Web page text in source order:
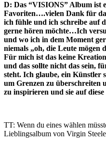
D: Das “VISIONS” Album ist
Favoriten….vielen Dank für
ich fühle und ich schreibe auf
gerne hören möchte…Ich
und wo ich in dem Moment
niemals „oh, die Leute mögen
Für mich ist das keine
und das sollte nicht das sein,
steht. Ich glaube, ein Künstler
um Grenzen zu überschreiten
zu inspirieren und sie auf
TT: Wenn du eines wählen
Lieblingsalbum von Virgin